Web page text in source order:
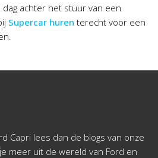
achter het stuur van een
Supercar huren terecht voor een
Capri lees dan de blogs van onze
meer uit de wereld van Ford en